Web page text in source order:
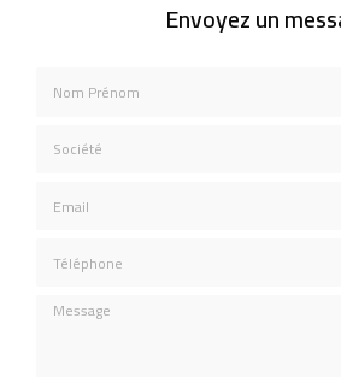
Envoyez un
Message